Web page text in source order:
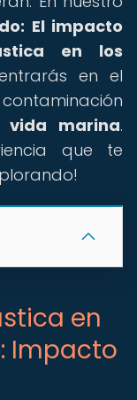
El impacto
en los
en el
vida marina.
que te
en
Impacto